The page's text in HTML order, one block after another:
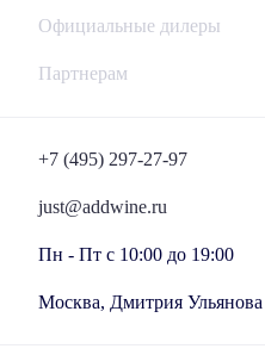
Официальные дилеры
Партнерам
+7 (495) 297-27-97
just@addwine.ru
Пн - Пт с 10:00 до 19:00
Москва, Дмитрия Ульянова